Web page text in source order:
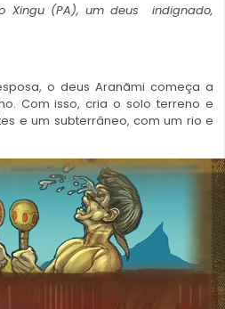
Xingu (PA), um deus indignado,
o deus Aranãmi começa a
Com isso, cria o solo terreno e
e um subterrâneo, com um rio e